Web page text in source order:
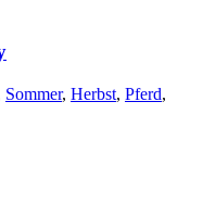
Sommer, Herbst, Pferd,